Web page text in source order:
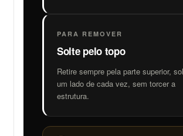
PARA REMOVER
Solte pelo topo
Retire sempre pela parte superior,
um lado de cada vez, sem torcer a
estrutura.